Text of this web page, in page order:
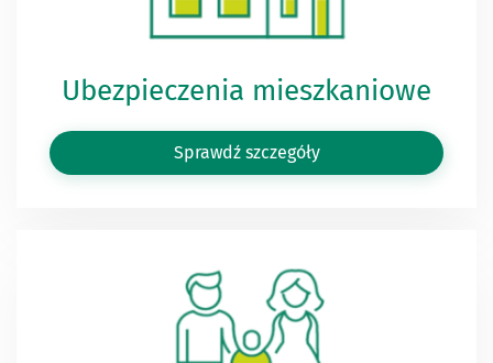
Ubezpieczenia mieszkaniowe
Sprawdź szczegóły